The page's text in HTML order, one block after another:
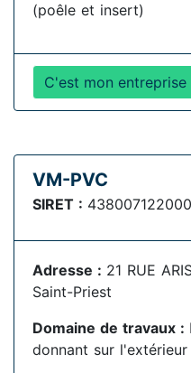
(poêle et insert)
C'est mon entreprise
VM-PVC
SIRET :
Adresse : 21 RUE
Saint-Priest
Domaine de travaux :
donnant sur l'extérieur